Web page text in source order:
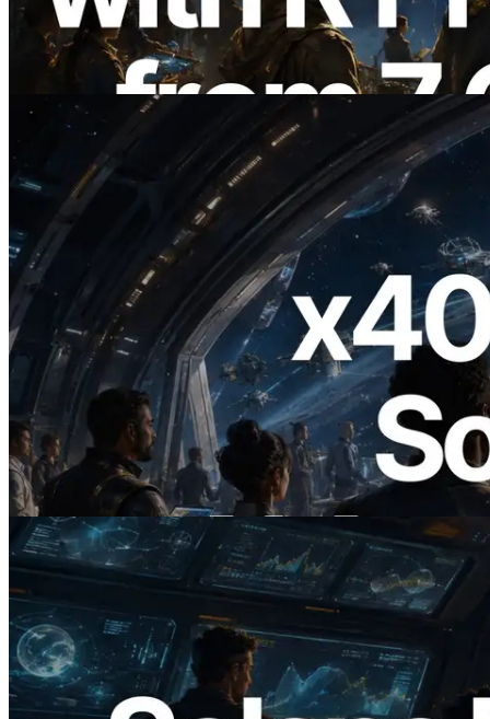
Information est également lancée
2026.07.04
ERPC lance un RPC Solana compatible
x402 — L'ère où les agents IA paient à la
demande les API dont ils ont besoin
Lire cet article